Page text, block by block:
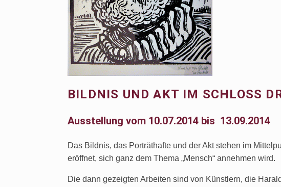
BILDNIS UND AKT IM SCHLOSS
Ausstellung vom 10.07.2014 bis 13.09.2014
Das Bildnis, das Porträthafte und der Akt stehen im
eröffnet, sich ganz dem Thema „Mensch“ annehmen wird.
Die dann gezeigten Arbeiten sind von Künstlern, die